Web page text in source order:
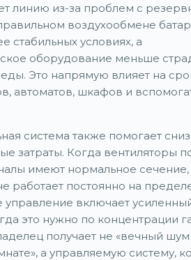
линию из-за проблем с
воздухообмене
стабильных условиях, а
оборудование меньше
Это напрямую влияет на
автоматов, шкафов и
система также помогает
затраты. Когда вентиляторы
имеют нормальное сечение,
работает постоянно на
управление включает
это нужно по концентрации
получает не «вечный
а управляемую систему,